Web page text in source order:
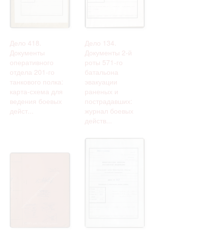
Дело 418.
Документы
оперативного
отдела 201-го
танкового полка:
карта-схема для
ведения боевых
дейст...
Дело 134.
Документы 2-й
роты 571-го
батальона
эвакуации
раненых и
пострадавших:
журнал боевых
действ...